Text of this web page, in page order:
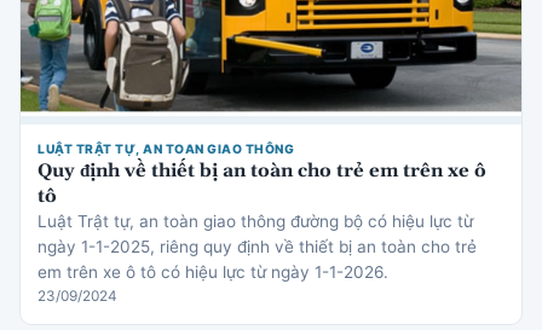
LUẬT TRẬT TỰ, AN TOAN GIAO THÔNG
Quy định về thiết bị an toàn cho trẻ em trên xe ô
tô
Luật Trật tự, an toàn giao thông đường bộ có hiệu lực từ
ngày 1-1-2025, riêng quy định về thiết bị an toàn cho trẻ
em trên xe ô tô có hiệu lực từ ngày 1-1-2026.
23/09/2024